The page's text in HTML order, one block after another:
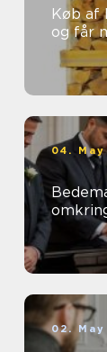
Køb af
og får
04.
Bedemand
02.